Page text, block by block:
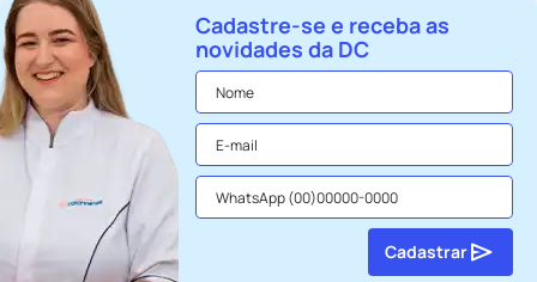
Cadastre-se e receba as
novidades da DC
Cadastrar